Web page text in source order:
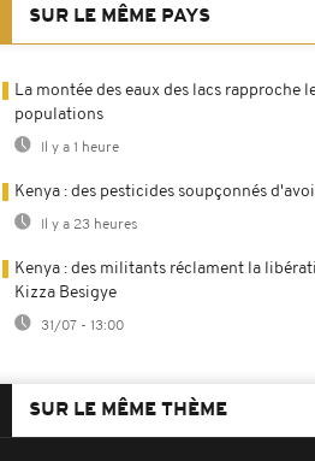
SUR LE MÊME PAYS
La montée des eaux des lacs rapproche
populations
Il y a 1 heure
Kenya : des pesticides soupçonnés
Il y a 23 heures
Kenya : des militants réclament la
Kizza Besigye
31/07 - 13:00
SUR LE MÊME THÈME